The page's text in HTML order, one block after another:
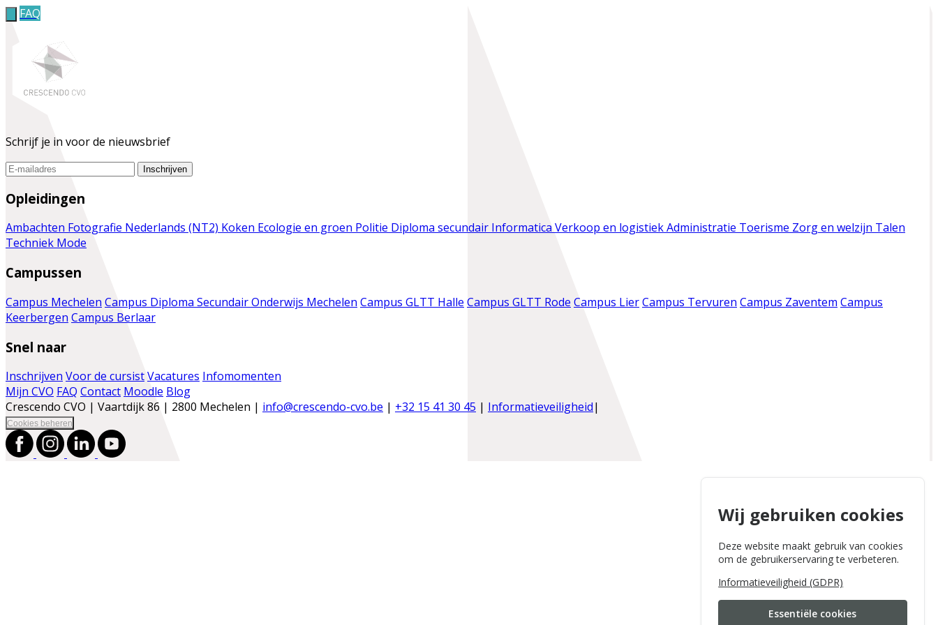
FAQ
Schrijf je in voor de nieuwsbrief
Inschrijven
Opleidingen
Ambachten Fotografie Nederlands (NT2) Koken Ecologie en groen Politie Diploma secundair InformaticaVerkoop en logistiekAdministratie Toerisme Zorg en welzijn Talen
Techniek Mode
Campussen
Campus Mechelen Campus Diploma Secundair Onderwijs Mechelen Campus GLTT Halle Campus GLTT Rode Campus LierCampus Tervuren Campus Zaventem Campus
Keerbergen Campus Berlaar
Snel naar
Inschrijven Voor de cursistVacatures Infomomenten
Mijn CVO FAQ Contact Moodle Blog
Crescendo CVO | Vaartdijk 86 | 2800 Mechelen | info@crescendo-cvo.be | +32 15 41 30 45 | Informatieveiligheid|
Cookies beheren
Wij gebruiken cookies
Deze website maakt gebruik van cookies
om de gebruikerservaring te verbeteren.
Informatieveiligheid (GDPR)
Essentiële cookies